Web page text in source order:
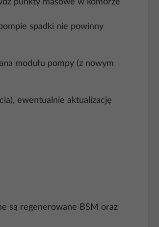
punkty masowe w komorze
spadki nie powinny
modułu pompy (z nowym
ewentualnie aktualizację
są regenerowane BSM oraz